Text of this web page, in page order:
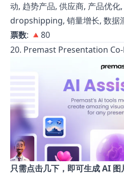
动, 趋势产品, 供应商, 产品优化
dropshipping, 销量增长, 数据
票数: 🔺80
20. Premast Presentation
只需点击几下，即可生成 AI